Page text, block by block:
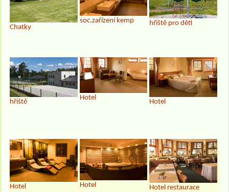
Chatky
soc.zařízení kemp hřiště pro děti
hřiště
Hotel
Hotel
Hotel Hotel Hotel restaurace